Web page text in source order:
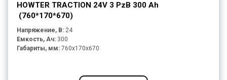
HOWTER TRACTION 24V 3 PzB 300 Ah
(760*170*670)
Напряжение, В: 24
Емкость, Ач: 300
Габариты, мм: 760x170x670